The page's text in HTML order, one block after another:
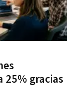
25% gracias